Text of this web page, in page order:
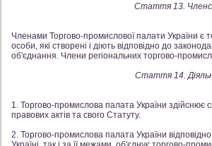
Стаття 13.
Членами Торгово-промислової палати України є
особи, які створені і діють відповідно до
об'єднання. Члени регіональних торгово-
Стаття 14.
1. Торгово-промислова палата України здійснює
правових актів та свого Статуту.
2. Торгово-промислова палата України